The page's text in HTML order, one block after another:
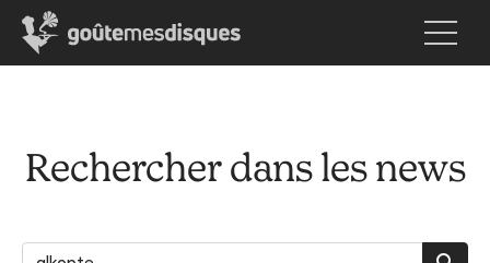
Rechercher dans les news